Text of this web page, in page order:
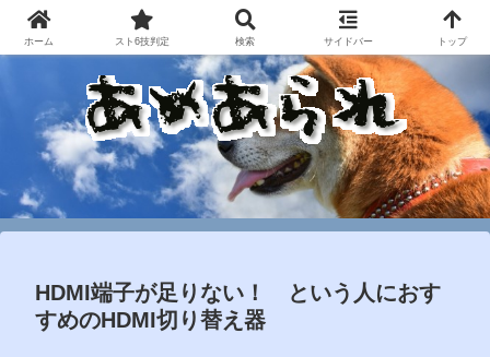
HDMI端子が足りない！ という人におす
すめのHDMI切り替え器
ホーム スト6技判定 検索 サイドバー トップ